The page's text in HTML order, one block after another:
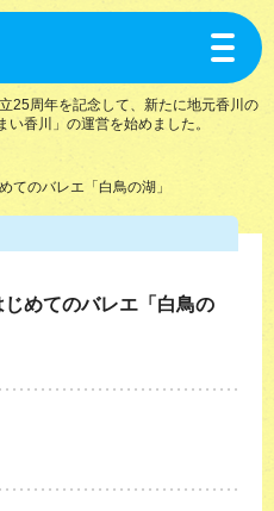
toggle
25周年を記念して、新たに地元香川の
香川」の運営を始めました。
てのバレエ「白鳥の湖」
めてのバレエ「白鳥の